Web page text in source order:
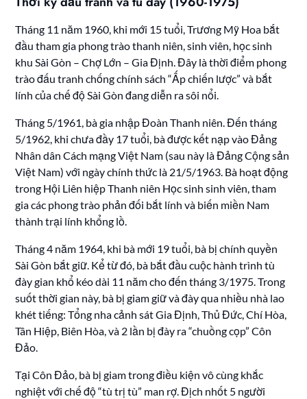
Tháng 11 năm 1960, khi mới 15 tuổi, Trương Mỹ Hoa bắt
đầu tham gia phong trào thanh niên, sinh viên, học sinh
khu Sài Gòn – Chợ Lớn – Gia Định. Đây là thời điểm phong
trào đấu tranh chống chính sách “Ấp chiến lược” và bắt
lính của chế độ Sài Gòn đang diễn ra sôi nổi.
Tháng 5/1961, bà gia nhập Đoàn Thanh niên. Đến tháng
5/1962, khi chưa đầy 17 tuổi, bà được kết nạp vào Đảng
Nhân dân Cách mạng Việt Nam (sau này là Đảng Cộng sản
Việt Nam) với ngày chính thức là 21/5/1963. Bà hoạt động
trong Hội Liên hiệp Thanh niên Học sinh sinh viên, tham
gia các phong trào phản đối bắt lính và biến miền Nam
thành trại lính khổng lồ.
Tháng 4 năm 1964, khi bà mới 19 tuổi, bà bị chính quyền
Sài Gòn bắt giữ. Kể từ đó, bà bắt đầu cuộc hành trình tù
đày gian khổ kéo dài 11 năm cho đến tháng 3/1975. Trong
suốt thời gian này, bà bị giam giữ và đày qua nhiều nhà lao
khét tiếng: Tổng nha cảnh sát Gia Định, Thủ Đức, Chí Hòa,
Tân Hiệp, Biên Hòa, và 2 lần bị đày ra “chuồng cọp” Côn
Đảo.
Tại Côn Đảo, bà bị giam trong điều kiện vô cùng khắc
nghiệt với chế độ “tù trị tù” man rợ. Địch nhốt 5 người